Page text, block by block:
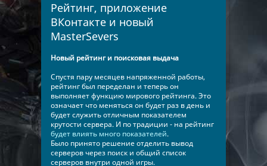
Рейтинг, приложение
ВКонтакте и новый
MasterSevers
Новый рейтинг и поисковая выдача
Спустя пару месяцев напряженной работы,
рейтинг был переделан и теперь он
выполняет функцию мирового рейтинга. Это
означает что меняться он будет раз в день и
будет служить отличным показателем
крутости сервера. И по традиции - на рейтинг
будет влиять много показателей.
Было принято решение отделить вывод
серверов через поиск и общий список
серверов внутри одной игры.